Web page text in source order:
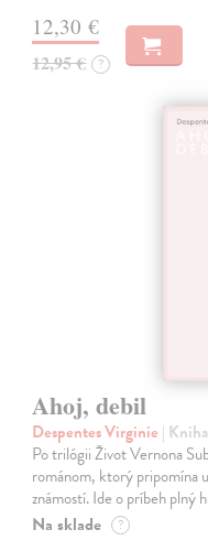
12,30 €
12,95 € ?
Ahoj, debil
Despentes Virginie | Kniha
Po trilógii Život Vernona
románom, ktorý pripomína
známostí. Ide o príbeh plný
Na sklade ?